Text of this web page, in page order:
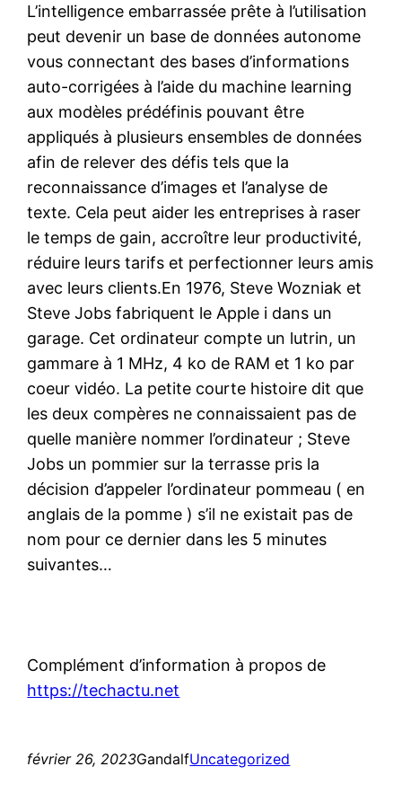
L’intelligence embarrassée prête à l’utilisation
peut devenir un base de données autonome
vous connectant des bases d’informations
auto-corrigées à l’aide du machine learning
aux modèles prédéfinis pouvant être
appliqués à plusieurs ensembles de données
afin de relever des défis tels que la
reconnaissance d’images et l’analyse de
texte. Cela peut aider les entreprises à raser
le temps de gain, accroître leur productivité,
réduire leurs tarifs et perfectionner leurs amis
avec leurs clients.En 1976, Steve Wozniak et
Steve Jobs fabriquent le Apple i dans un
garage. Cet ordinateur compte un lutrin, un
gammare à 1 MHz, 4 ko de RAM et 1 ko par
coeur vidéo. La petite courte histoire dit que
les deux compères ne connaissaient pas de
quelle manière nommer l’ordinateur ; Steve
Jobs un pommier sur la terrasse pris la
décision d’appeler l’ordinateur pommeau ( en
anglais de la pomme ) s’il ne existait pas de
nom pour ce dernier dans les 5 minutes
suivantes…
Complément d’information à propos de
https://techactu.net
février 26, 2023GandalfUncategorized